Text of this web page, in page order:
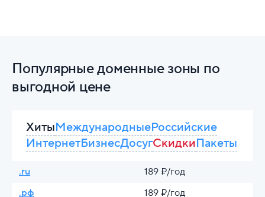
Популярные доменные зоны по
выгодной цене
ХитыМеждународныеРоссийские
ИнтернетБизнесДосугСкидкиПакеты
.ru
189 ₽/год
.рф
189 ₽/год